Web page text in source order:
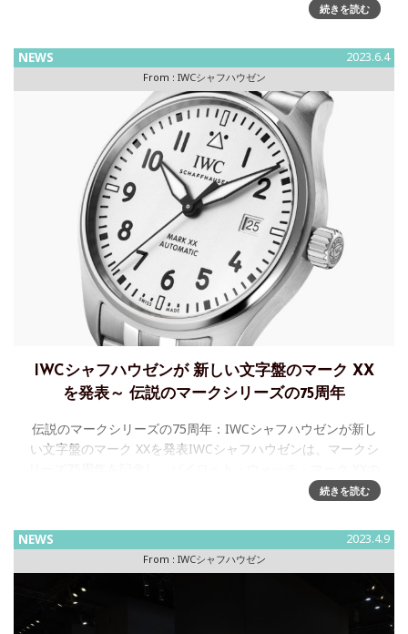
イロット・ウォッチ・パーペチュアル・カレンダー・トップ
セラミックを使用した様々なパイロット・ウォッチを揃えた
「カラー
続きを読む
NEWS 2023.6.4
From : IWCシャフハウゼン
IWCシャフハウゼンが 新しい文字盤のマーク XX
を発表～ 伝説のマークシリーズの75周年
伝説のマークシリーズの75周年：IWCシャフハウゼンが新し
い文字盤のマーク XXを発表IWCシャフハウゼンは、マークシ
新しい2つのバージョンを発表します。英国空軍のために開
続きを読む
NEWS 2023.4.9
From : IWCシャフハウゼン